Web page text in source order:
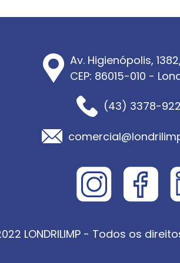
Av. Higienópolis,
CEP: 86015-010 -
(43) 3378-
LONDRILIMP - Todos os